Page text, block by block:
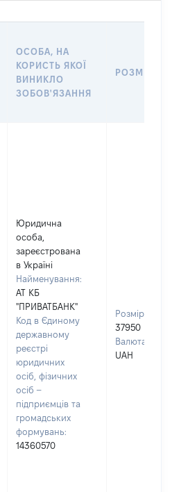
ОСОБА, НА
КОРИСТЬ ЯКОЇ
ВИНИКЛО
ЗОБОВ'ЯЗАННЯ
РОЗМІР
Юридична
особа,
зареєстрована
в Україні
Найменування:
АТ КБ
"ПРИВАТБАНК"
Код в Єдиному
державному
реєстрі
юридичних
осіб, фізичних
осіб –
підприємців та
громадських
формувань:
14360570
Розмір:
37950
Валюта:
UAH